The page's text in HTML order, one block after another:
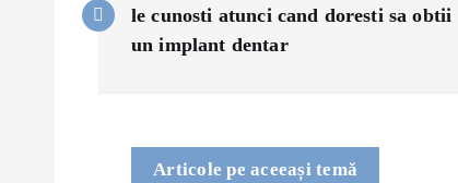
o
le cunosti atunci cand doresti sa obtii
un implant dentar
Articole pe aceeași temă